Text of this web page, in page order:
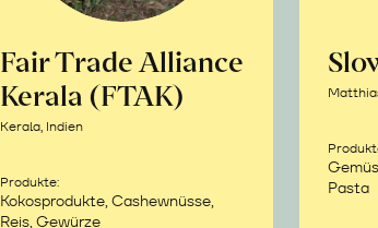
Fair Trade Alliance
Kerala (FTAK)
Kerala, Indien
Produkte:
Kokosprodukte, Cashewnüsse,
Reis, Gewürze
Pasta